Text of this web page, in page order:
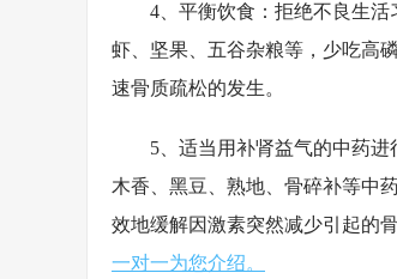
4、平衡饮食：拒绝不良生活
虾、坚果、五谷杂粮等，少吃高
速骨质疏松的发生。
5、适当用补肾益气的中药进
木香、黑豆、熟地、骨碎补等中
效地缓解因激素突然减少引起的
一对一为您介绍。